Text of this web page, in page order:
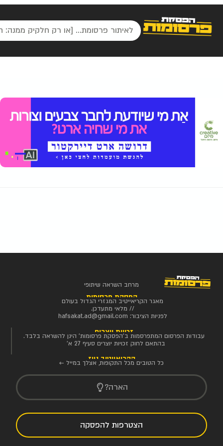
מרחב השראה שיתופי
הפסקת פרסומות
מאגר הקריאייטיב המגזרי הגדול בעולם
// מלאי מתעדכן.
לפניות הציבור: hafsakat.ad@gmail.com
זכויות יוצרים
עבודות הפרסום המתפרסמות ב'הפסקת פרסומות' הינן להשראה בלבד.
בהתאם לחוק זכויות יוצרים סעיף 27 א'
הקריאייטיב ניוז
כל הטובים מכל התקופות, אצלך במייל ←
הארה?
הצטרפות להפסקה